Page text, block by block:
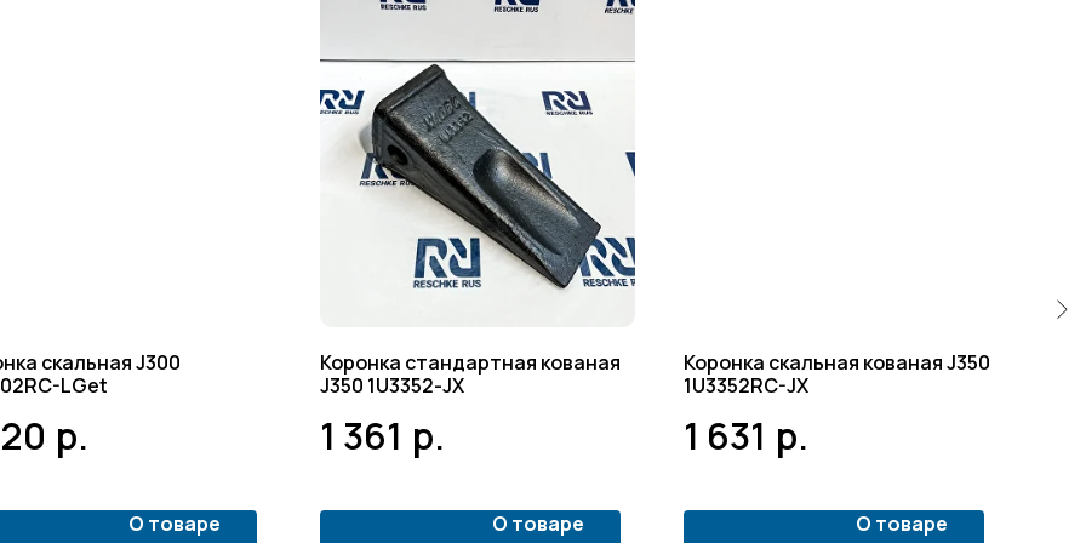
скальная J300
LGet
р.
О товаре
Коронка стандартная кованая
J350 1U3352-JX
1 361 р.
О товаре
Коронка скальная кованая J350
1U3352RC-JX
1 631 р.
О товаре